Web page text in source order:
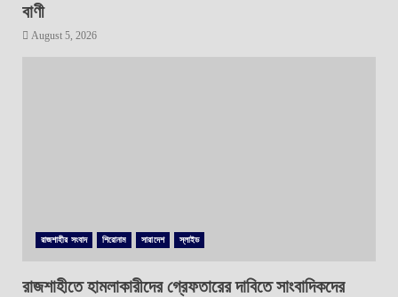
বাণী
August 5, 2026
রাজশাহীর সংবাদ শিরোনাম সারাদেশ স্লাইড
রাজশাহীতে হামলাকারীদের গ্রেফতারের দাবিতে সাংবাদিকদের